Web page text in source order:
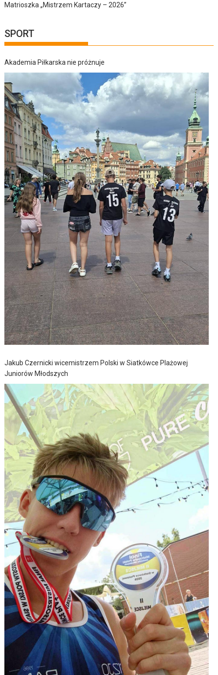
Matrioszka „Mistrzem Kartaczy – 2026”
SPORT
Akademia Piłkarska nie próżnuje
Jakub Czernicki wicemistrzem Polski w Siatkówce Plażowej
Juniorów Młodszych